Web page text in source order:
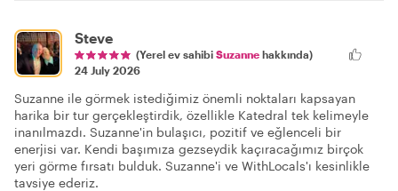
Steve
(Yerel ev sahibi Suzanne hakkında)
24 July 2026
Suzanne ile görmek istediğimiz önemli noktaları kapsayan
harika bir tur gerçekleştirdik, özellikle Katedral tek kelimeyle
inanılmazdı. Suzanne'in bulaşıcı, pozitif ve eğlenceli bir
enerjisi var. Kendi başımıza gezseydik kaçıracağımız birçok
yeri görme fırsatı bulduk. Suzanne'i ve WithLocals'ı kesinlikle
tavsiye ederiz.